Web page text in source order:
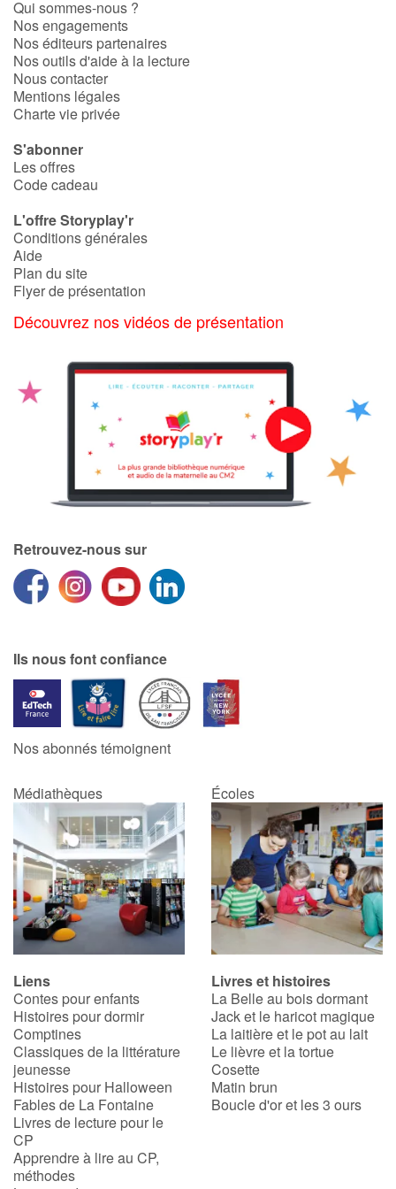
Documentaires
En famille
À l'école
Fêtes et évènements
Amour et amitié
Formats et illustrations
Catalogue anglais
Contraste +
Aide
Accueil
Écoles
Médiathèques
Blog
Actualités
Par thématique
Rencontres et témoignages
Contes d'ici et d'ailleurs
Autour de la lecture
Apprendre à lire
Livre audio
Qui sommes-nous ?
Nos engagements
Nos éditeurs partenaires
Nos outils d'aide à la lecture
Nous contacter
Mentions légales
Charte vie privée
S'abonner
Les offres
Code cadeau
L'offre Storyplay'r
Conditions générales
Aide
Plan du site
Flyer de présentation
Découvrez nos vidéos de présentation
Retrouvez-nous sur
Ils nous font confiance
Nos abonnés témoignent
Médiathèques Écoles
Liens
Contes pour enfants
Histoires pour dormir
Comptines
Classiques de la littérature
jeunesse
Histoires pour Halloween
Fables de La Fontaine
Livres de lecture pour le
CP
Apprendre à lire au CP,
méthodes
Livres et histoires
La Belle au bois dormant
Jack et le haricot magique
La laitière et le pot au lait
Le lièvre et la tortue
Cosette
Matin brun
Boucle d'or et les 3 ours